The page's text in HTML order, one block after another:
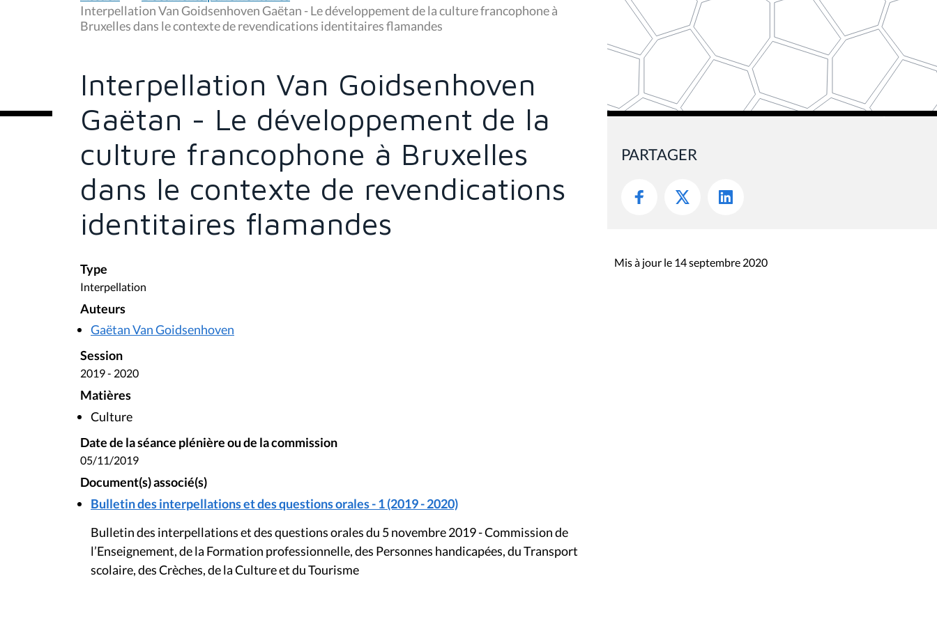
u
s
ê
:
Interpellation Van Goidsenhoven Gaëtan - Le développement de la culture francophone à
Bruxelles dans le contexte de revendications identitaires flamandes
Interpellation Van Goidsenhoven
Gaëtan - Le développement de la
culture francophone à Bruxelles
dans le contexte de revendications
identitaires flamandes
Type
Interpellation
Auteurs
Gaëtan Van Goidsenhoven
Session
2019 - 2020
Matières
Culture
Date de la séance plénière ou de la commission
05/11/2019
Document(s) associé(s)
Bulletin des interpellations et des questions orales - 1 (2019 - 2020)
Bulletin des interpellations et des questions orales du 5 novembre 2019 - Commission de
l’Enseignement, de la Formation professionnelle, des Personnes handicapées, du Transport
scolaire, des Crèches, de la Culture et du Tourisme
PARTAGER
Mis à jour le 14 septembre 2020